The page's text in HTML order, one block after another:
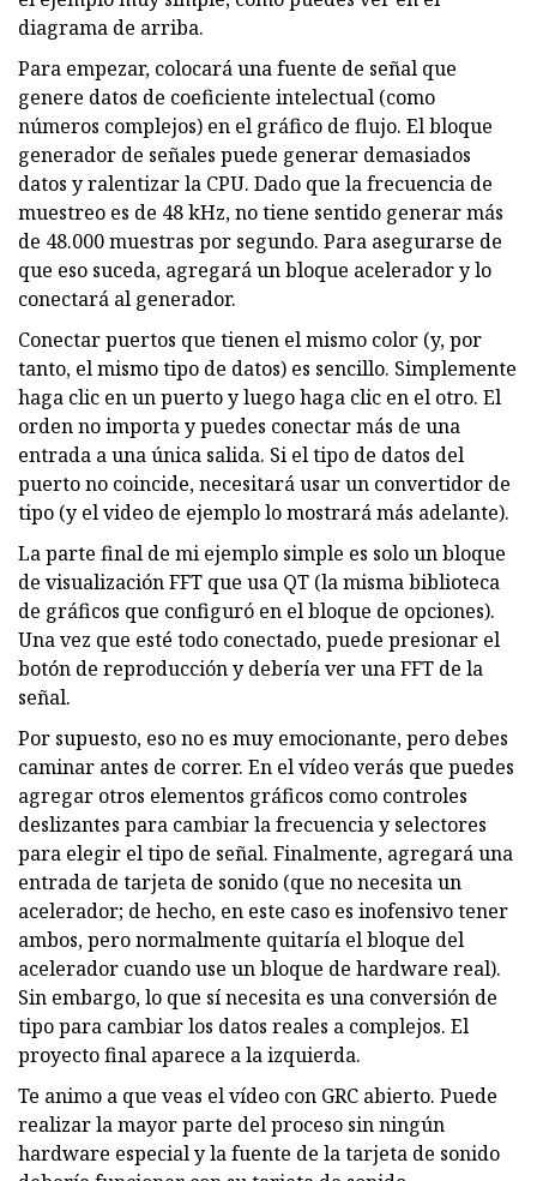
diagrama de arriba.
Para empezar, colocará una fuente de señal que
genere datos de coeficiente intelectual (como
números complejos) en el gráfico de flujo. El bloque
generador de señales puede generar demasiados
datos y ralentizar la CPU. Dado que la frecuencia de
muestreo es de 48 kHz, no tiene sentido generar más
de 48.000 muestras por segundo. Para asegurarse de
que eso suceda, agregará un bloque acelerador y lo
conectará al generador.
Conectar puertos que tienen el mismo color (y, por
tanto, el mismo tipo de datos) es sencillo. Simplemente
haga clic en un puerto y luego haga clic en el otro. El
orden no importa y puedes conectar más de una
entrada a una única salida. Si el tipo de datos del
puerto no coincide, necesitará usar un convertidor de
tipo (y el video de ejemplo lo mostrará más adelante).
La parte final de mi ejemplo simple es solo un bloque
de visualización FFT que usa QT (la misma biblioteca
de gráficos que configuró en el bloque de opciones).
Una vez que esté todo conectado, puede presionar el
botón de reproducción y debería ver una FFT de la
señal.
Por supuesto, eso no es muy emocionante, pero debes
caminar antes de correr. En el vídeo verás que puedes
agregar otros elementos gráficos como controles
deslizantes para cambiar la frecuencia y selectores
para elegir el tipo de señal. Finalmente, agregará una
entrada de tarjeta de sonido (que no necesita un
acelerador; de hecho, en este caso es inofensivo tener
ambos, pero normalmente quitaría el bloque del
acelerador cuando use un bloque de hardware real).
Sin embargo, lo que sí necesita es una conversión de
tipo para cambiar los datos reales a complejos. El
proyecto final aparece a la izquierda.
Te animo a que veas el vídeo con GRC abierto. Puede
realizar la mayor parte del proceso sin ningún
hardware especial y la fuente de la tarjeta de sonido